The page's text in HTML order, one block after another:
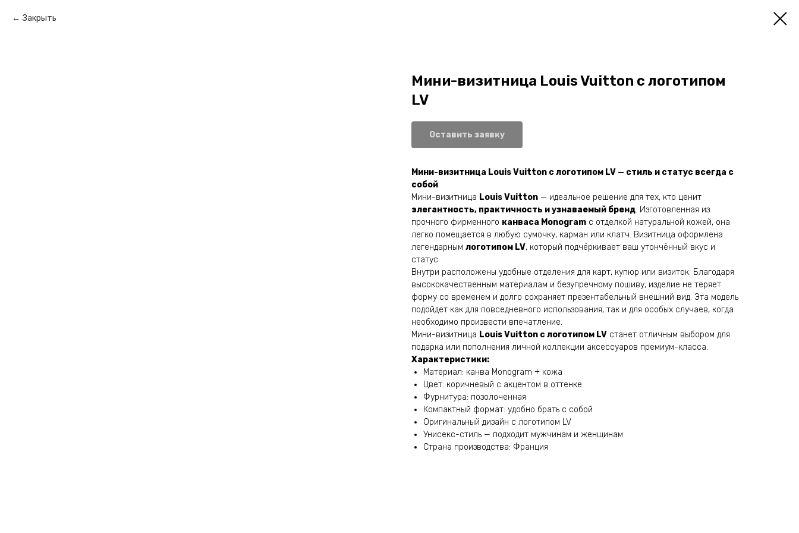
Закрыть
Мини-визитница Louis Vuitton с логотипом
LV
Оставить заявку
Мини-визитница Louis Vuitton с логотипом LV — стиль и статус всегда с
собой
Мини-визитница Louis Vuitton — идеальное решение для тех, кто ценит
элегантность, практичность и узнаваемый бренд. Изготовленная из
прочного фирменного канваса Monogram с отделкой натуральной кожей, она
легко помещается в любую сумочку, карман или клатч. Визитница оформлена
легендарным логотипом LV, который подчёркивает ваш утончённый вкус и
статус.
Внутри расположены удобные отделения для карт, купюр или визиток. Благодаря
высококачественным материалам и безупречному пошиву, изделие не теряет
форму со временем и долго сохраняет презентабельный внешний вид. Эта модель
подойдёт как для повседневного использования, так и для особых случаев, когда
необходимо произвести впечатление.
Мини-визитница Louis Vuitton с логотипом LV станет отличным выбором для
подарка или пополнения личной коллекции аксессуаров премиум-класса.
Характеристики:
Материал: канва Monogram + кожа
Цвет: коричневый с акцентом в оттенке
Фурнитура: позолоченная
Компактный формат: удобно брать с собой
Оригинальный дизайн с логотипом LV
Унисекс-стиль — подходит мужчинам и женщинам
Страна производства: Франция